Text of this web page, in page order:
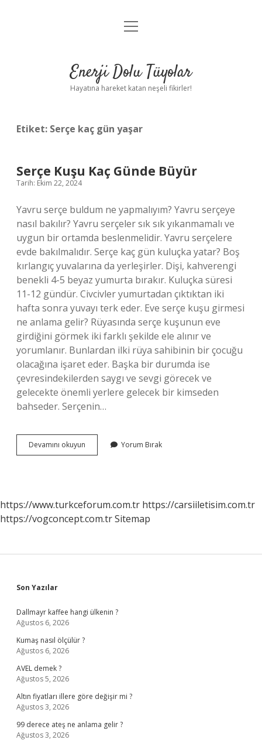
Anasayfa
Yasal Uyarı
menüyü
Enerji Dolu Tüyolar
Hayatına hareket katan neşeli fikirler!
Etiket: Serçe kaç gün yaşar
Serçe Kuşu Kaç Günde Büyür
Tarih: Ekim 22, 2024
Yavru serçe buldum ne yapmalıyım? Yavru serçeye
nasıl bakılır? Yavru serçeler sık ​​sık yıkanmamalı ve
uygun bir ortamda beslenmelidir. Yavru serçelere
evde bakılmalıdır. Serçe kaç gün kuluçka yatar? Boş
kırlangıç ​​yuvalarına da yerleşirler. Dişi, kahverengi
benekli 4-5 beyaz yumurta bırakır. Kuluçka süresi
11-12 gündür. Civcivler yumurtadan çıktıktan iki
hafta sonra yuvayı terk eder. Eve serçe kuşu girmesi
ne anlama gelir? Rüyasında serçe kuşunun eve
girdiğini görmek iki farklı şekilde ele alınır ve
yorumlanır. Bunlardan ilki rüya sahibinin bir çocuğu
olacağına işaret eder. Başka bir durumda ise
çevresindekilerden saygı ve sevgi görecek ve
gelecekte önemli yerlere gelecek bir kimseden
bahseder. Serçenin…
Devamını okuyun
Kuşu
Yorum Bırak
https://www.turkceforum.com.tr https://carsiiletisim.com.tr
https://vogconcept.com.trSitemap
Sidebar
Son Yazılar
Dallmayr kaffee hangi ülkenin ?
Ağustos 6, 2026
Kumaş nasıl ölçülür ?
Ağustos 6, 2026
AVEL demek ?
Ağustos 5, 2026
Altın fiyatları illere göre değişir mi ?
Ağustos 3, 2026
99 derece ateş ne anlama gelir ?
Ağustos 3, 2026